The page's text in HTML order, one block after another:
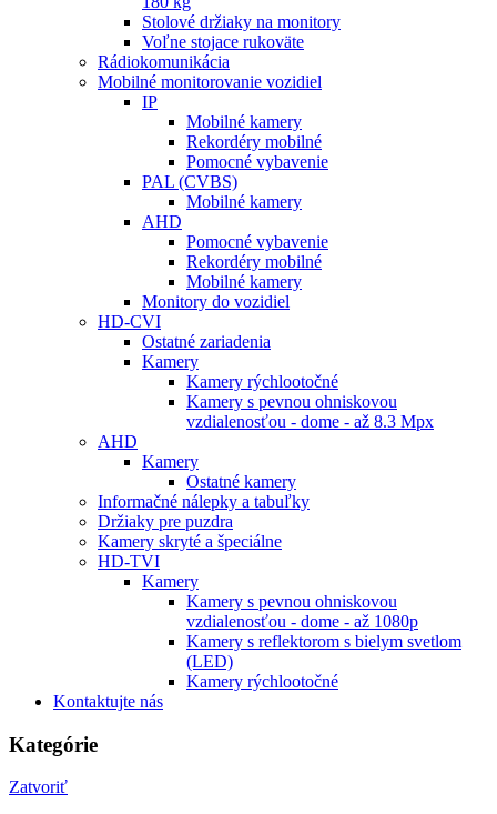
Stolové držiaky na monitory
Voľne stojace rukoväte
Rádiokomunikácia
Mobilné monitorovanie vozidiel
IP
Mobilné kamery
Rekordéry mobilné
Pomocné vybavenie
PAL (CVBS)
Mobilné kamery
AHD
Pomocné vybavenie
Rekordéry mobilné
Mobilné kamery
Monitory do vozidiel
HD-CVI
Ostatné zariadenia
Kamery
Kamery rýchlootočné
Kamery s pevnou ohniskovou
vzdialenosťou - dome - až 8.3 Mpx
AHD
Kamery
Ostatné kamery
Informačné nálepky a tabuľky
Držiaky pre puzdra
Kamery skryté a špeciálne
HD-TVI
Kamery
Kamery s pevnou ohniskovou
vzdialenosťou - dome - až 1080p
Kamery s reflektorom s bielym svetlom
(LED)
Kamery rýchlootočné
Kontaktujte nás
Kategórie
Zatvoriť